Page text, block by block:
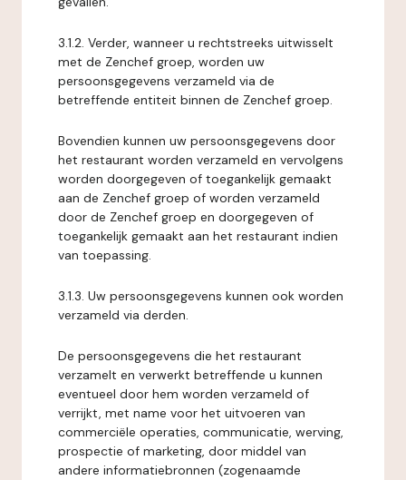
3.1.2. Verder, wanneer u rechtstreeks uitwisselt
met de Zenchef groep, worden uw
persoonsgegevens verzameld via de
betreffende entiteit binnen de Zenchef groep.
Bovendien kunnen uw persoonsgegevens door
het restaurant worden verzameld en vervolgens
worden doorgegeven of toegankelijk gemaakt
aan de Zenchef groep of worden verzameld
door de Zenchef groep en doorgegeven of
toegankelijk gemaakt aan het restaurant indien
van toepassing.
3.1.3. Uw persoonsgegevens kunnen ook worden
verzameld via derden.
De persoonsgegevens die het restaurant
verzamelt en verwerkt betreffende u kunnen
eventueel door hem worden verzameld of
verrijkt, met name voor het uitvoeren van
commerciële operaties, communicatie, werving,
prospectie of marketing, door middel van
andere informatiebronnen (zogenaamde